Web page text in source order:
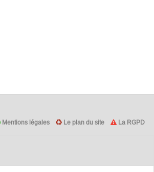
Mentions légales Le plan du site La RGPD